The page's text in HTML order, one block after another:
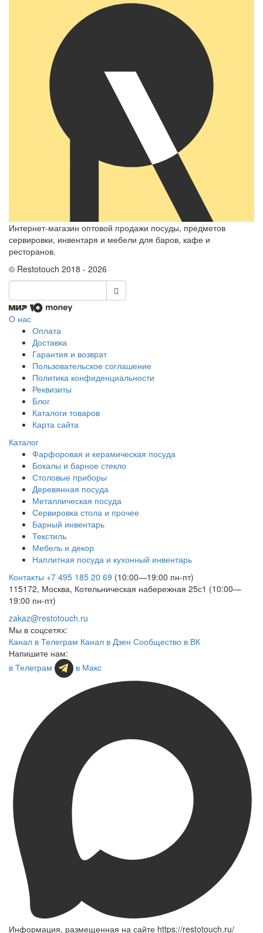
Интернет-магазин оптовой продажи посуды, предметов
сервировки, инвентаря и мебели для баров, кафе и
ресторанов.
© Restotouch 2018 - 2026
О нас
Оплата
Доставка
Гарантия и возврат
Пользовательское соглашение
Политика конфиденциальности
Реквизиты
Блог
Каталоги товаров
Карта сайта
Каталог
Фарфоровая и керамическая посуда
Бокалы и барное стекло
Столовые приборы
Деревянная посуда
Металлическая посуда
Сервировка стола и прочее
Барный инвентарь
Текстиль
Мебель и декор
Наплитная посуда и кухонный инвентарь
Контакты +7 495 185 20 69 (10:00—19:00 пн-пт)
115172, Москва, Котельническая набережная 25с1 (10:00—
19:00 пн-пт)
zakaz@restotouch.ru
Мы в соцсетях:
Канал в Телеграм Канал в Дзен Сообщество в ВК
Напишите нам:
в Телеграм
в Макс
Информация, размещенная на сайте https://restotouch.ru/